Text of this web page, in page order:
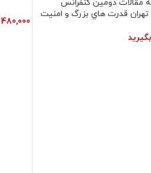
مقالات دومين کنفرانس
تهران قدرت هاي بزرگ و امنيت
480,000